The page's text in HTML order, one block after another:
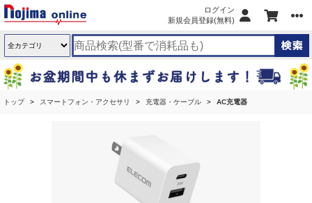
ログイン
新規会員登録(無料)
トップ スマートフォン・アクセサリ 充電器・ケーブル AC充電器